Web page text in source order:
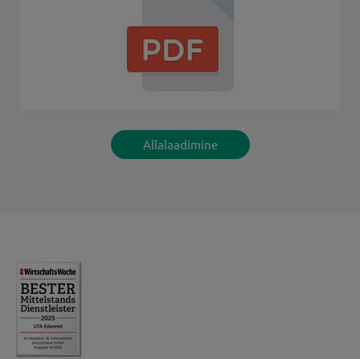
Allalaadimine